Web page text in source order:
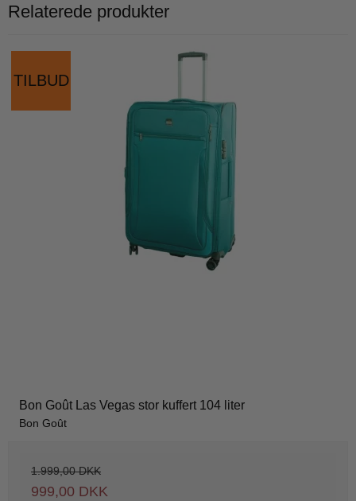
Relaterede produkter
TILBUD
Bon Goût Las Vegas stor kuffert 104 liter
Bon Goût
1.999,00 DKK
999,00 DKK